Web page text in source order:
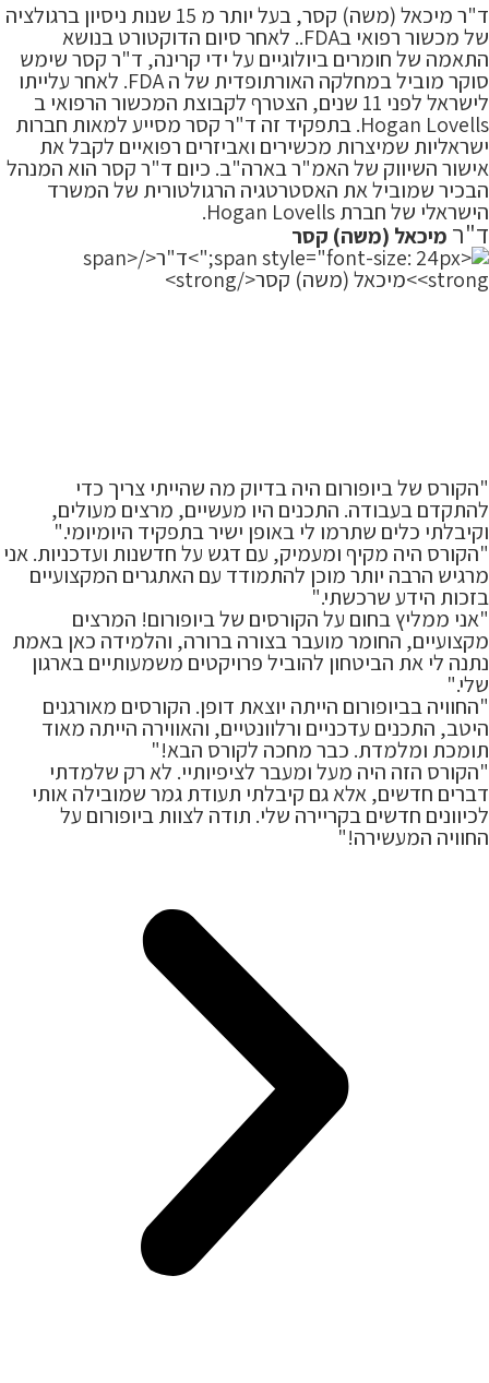
ד"ר מיכאל (משה) קסר, בעל יותר מ 15 שנות ניסיון ברגולציה
של מכשור רפואי בFDA.. לאחר סיום הדוקטורט בנושא
התאמה של חומרים ביולוגיים על ידי קרינה, ד"ר קסר שימש
סוקר מוביל במחלקה האורתופדית של ה FDA. לאחר עלייתו
לישראל לפני 11 שנים, הצטרף לקבוצת המכשור הרפואי ב
Hogan Lovells. בתפקיד זה ד"ר קסר מסייע למאות חברות
ישראליות שמיצרות מכשירים ואביזרים רפואיים לקבל את
אישור השיווק של האמ"ר בארה"ב. כיום ד"ר קסר הוא המנהל
הבכיר שמוביל את האסטרטגיה הרגולטורית של המשרד
הישראלי של חברת Hogan Lovells.
ד"ר מיכאל (משה) קסר
"הקורס של ביופורום היה בדיוק מה שהייתי צריך כדי
להתקדם בעבודה. התכנים היו מעשיים, מרצים מעולים,
וקיבלתי כלים שתרמו לי באופן ישיר בתפקיד היומיומי."
"הקורס היה מקיף ומעמיק, עם דגש על חדשנות ועדכניות. אני
מרגיש הרבה יותר מוכן להתמודד עם האתגרים המקצועיים
בזכות הידע שרכשתי."
"אני ממליץ בחום על הקורסים של ביופורום! המרצים
מקצועיים, החומר מועבר בצורה ברורה, והלמידה כאן באמת
נתנה לי את הביטחון להוביל פרויקטים משמעותיים בארגון
שלי."
"החוויה בביופורום הייתה יוצאת דופן. הקורסים מאורגנים
היטב, התכנים עדכניים ורלוונטיים, והאווירה הייתה מאוד
תומכת ומלמדת. כבר מחכה לקורס הבא!"
"הקורס הזה היה מעל ומעבר לציפיותיי. לא רק שלמדתי
דברים חדשים, אלא גם קיבלתי תעודת גמר שמובילה אותי
לכיוונים חדשים בקריירה שלי. תודה לצוות ביופורום על
החוויה המעשירה!"